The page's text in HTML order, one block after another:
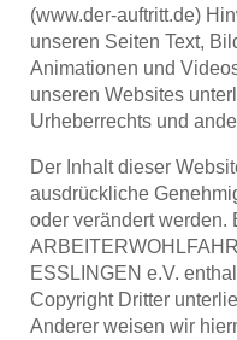
(www.der-auftritt.de)
unseren Seiten Text,
Animationen und
unseren Websites
Urheberrechts und
Der Inhalt dieser
ausdrückliche
oder verändert werden.
ESSLINGEN e.V.
Copyright Dritter
Anderer weisen wir